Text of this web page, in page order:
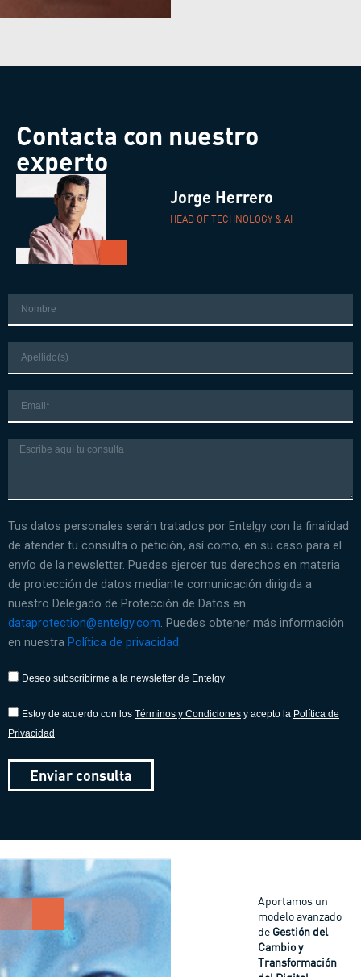
Contacta con nuestro
experto
Jorge Herrero
HEAD OF TECHNOLOGY & AI
Nombre
Apellido
Correo
electrónico
Mensaje
Tus datos personales serán tratados por Entelgy con la finalidad
de atender tu consulta o petición, así como, en su caso para el
envío de la newsletter. Puedes ejercer tus derechos en materia
de protección de datos mediante comunicación dirigida a
nuestro Delegado de Protección de Datos en
dataprotection@entelgy.com . Puedes obtener más información
en nuestra Política de privacidad
Deseo subscribirme a la newsletter de Entelgy
Estoy de acuerdo con los Términos y Condiciones y acepto la Política de
Privacidad
Enviar consulta
Aportamos un
modelo avanzado
de Gestión del
Cambio y
Transformación